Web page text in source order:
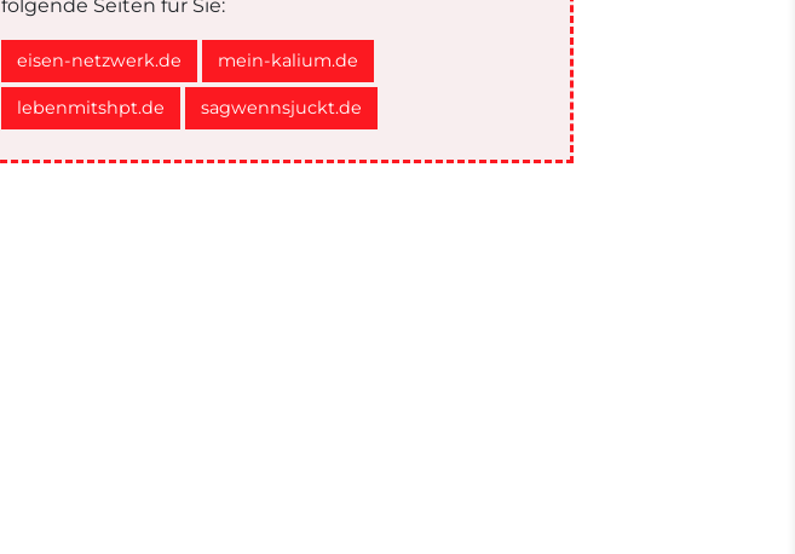
folgende Seiten für Sie:
eisen-netzwerk.de mein-kalium.de
lebenmitshpt.de sagwennsjuckt.de